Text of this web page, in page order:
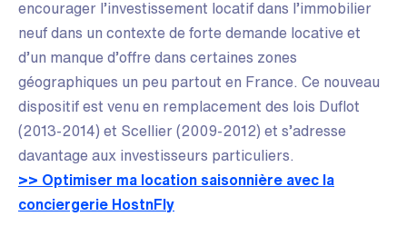
encourager l’investissement locatif dans l’immobilier
neuf dans un contexte de forte demande locative et
d’un manque d’offre dans certaines zones
géographiques un peu partout en France. Ce nouveau
dispositif est venu en remplacement des lois Duflot
(2013-2014) et Scellier (2009-2012) et s’adresse
davantage aux investisseurs particuliers.
>> Optimiser ma location saisonnière avec la
conciergerie HostnFly